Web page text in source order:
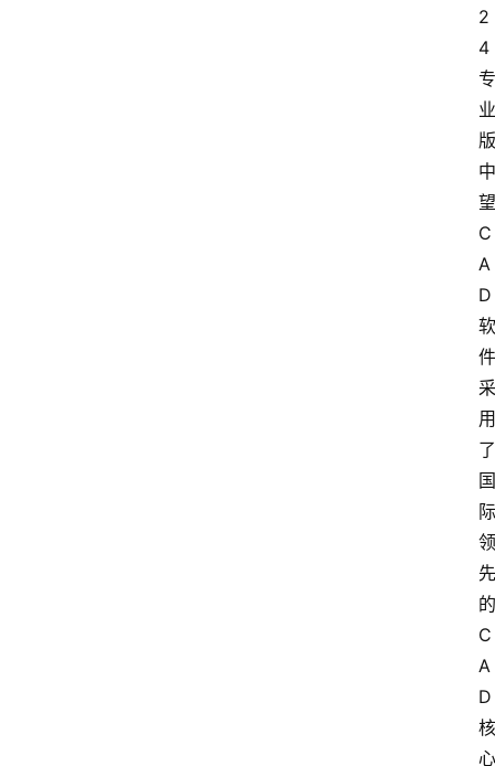
2
4
专
业
版
中
望
C
A
D
软
件
采
用
了
国
际
领
先
的
C
A
D
核
心